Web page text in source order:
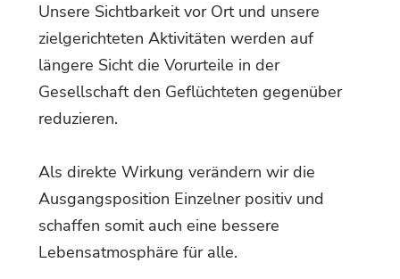
Unsere Sichtbarkeit vor Ort und unsere
zielgerichteten Aktivitäten werden auf
längere Sicht die Vorurteile in der
Gesellschaft den Geflüchteten gegenüber
reduzieren.
Als direkte Wirkung verändern wir die
Ausgangsposition Einzelner positiv und
schaffen somit auch eine bessere
Lebensatmosphäre für alle.